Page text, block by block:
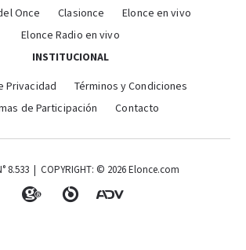
Once
Clasionce
Elonce en vivo
Elonce Radio en vivo
INSTITUCIONAL
Privacidad
Términos y Condiciones
de Participación
Contacto
8.533 | COPYRIGHT: © 2026 Elonce.com